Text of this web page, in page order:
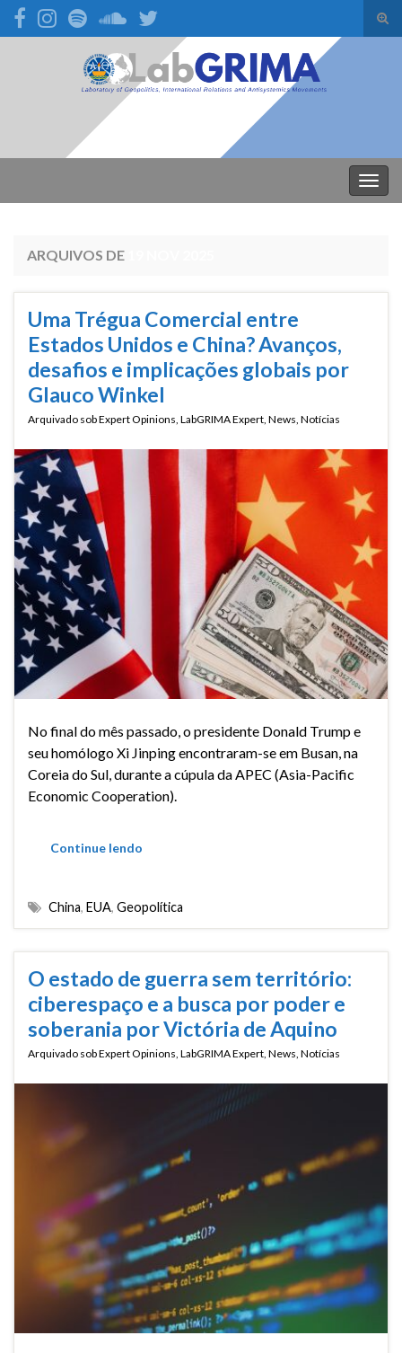
Search for:
ARQUIVOS DE
Uma Trégua Comercial entre
Estados Unidos e China? Avanços,
desafios e implicações globais por
Glauco Winkel
Arquivado sobExpert Opinions, LabGRIMA Expert, News, Notícias
No final do mês passado, o presidente Donald Trump e
seu homólogo Xi Jinping encontraram-se em Busan, na
Coreia do Sul, durante a cúpula da APEC (Asia-Pacific
Economic Cooperation).
Continue lendo
China, EUA, Geopolítica
O estado de guerra sem território:
ciberespaço e a busca por poder e
soberania por Victória de Aquino
Arquivado sobExpert Opinions LabGRIMA Expert News Notícias